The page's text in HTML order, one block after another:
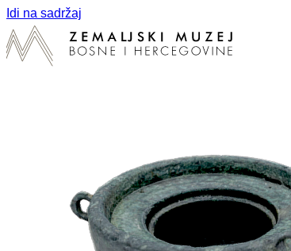
Idi na sadržaj